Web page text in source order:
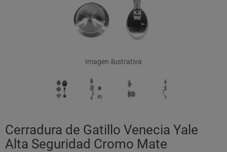
Imagen ilustrativa
Cerradura de Gatillo Venecia Yale
Alta Seguridad Cromo Mate